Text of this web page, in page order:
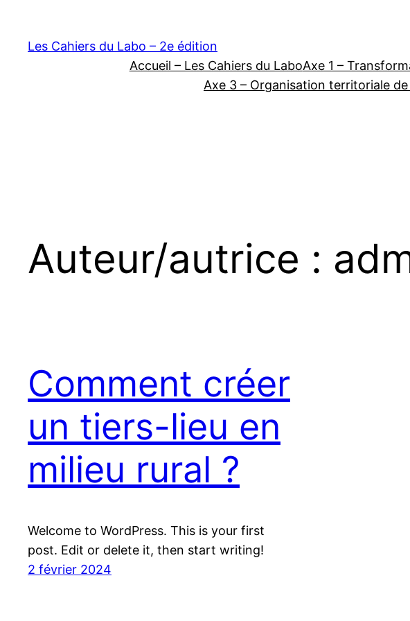
Les Cahiers du Labo – 2e édition
Accueil – Les Cahiers du LaboAxe 1 –
Axe 3 – Organisation territoriale
Auteur/autrice :
Comment créer
un tiers-lieu en
milieu rural ?
Welcome to WordPress. This is your first
post. Edit or delete it, then start writing!
2 février 2024